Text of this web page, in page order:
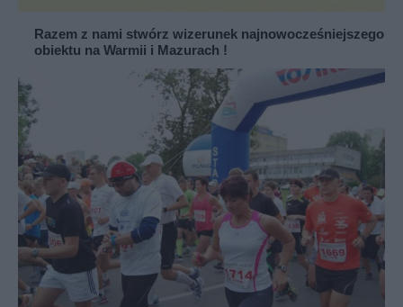
Razem z nami stwórz wizerunek najnowocześniejszego
obiektu na Warmii i Mazurach !